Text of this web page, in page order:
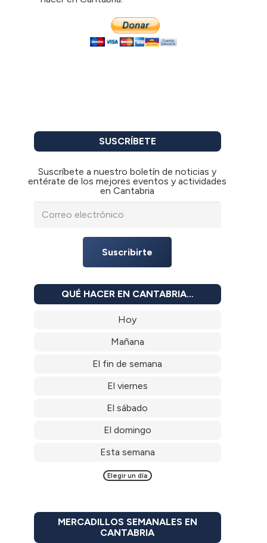
SUSCRÍBETE
Suscríbete a nuestro boletín de noticias y
entérate de los mejores eventos y actividades
en Cantabria
Suscribirte
QUÉ HACER EN CANTABRIA…
Hoy
Mañana
El fin de semana
El viernes
El sábado
El domingo
Esta semana
Elegir un día
MERCADILLOS SEMANALES EN
CANTABRIA